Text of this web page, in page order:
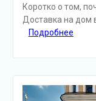
Коротко о том,
Доставка на дом
Подробнее